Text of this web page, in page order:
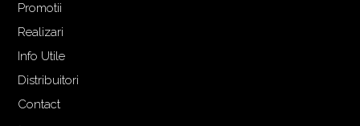
Promotii
Realizari
Info Utile
Distribuitori
Contact